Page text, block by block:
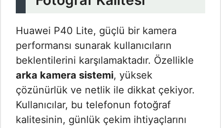
Huawei P40 Lite, güçlü bir kamera
performansı sunarak kullanıcıların
beklentilerini karşılamaktadır. Özellikle
arka kamera sistemi, yüksek
çözünürlük ve netlik ile dikkat çekiyor.
Kullanıcılar, bu telefonun fotoğraf
kalitesinin, günlük çekim ihtiyaçlarını